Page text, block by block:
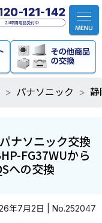
パナソニック 静
ナソニック交換
FG37WUから
への交換
年7月2日 | No.252047